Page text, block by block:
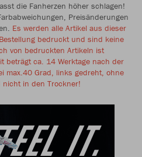
die Fanherzen höher schlagen!
Preisänderungen
Es werden alle Artikel aus dieser
bedruckt und sind keine
von bedruckten Artikeln ist
beträgt ca. 14 Werktage nach der
max.40 Grad, links gedreht, ohne
nicht in den Trockner!